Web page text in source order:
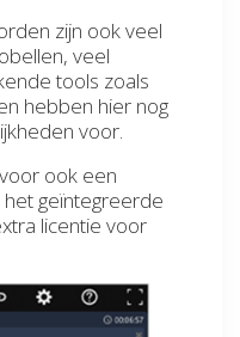
zijn ook veel
veel
tools zoals
hebben hier nog
voor.
ook een
geïntegreerde
licentie voor